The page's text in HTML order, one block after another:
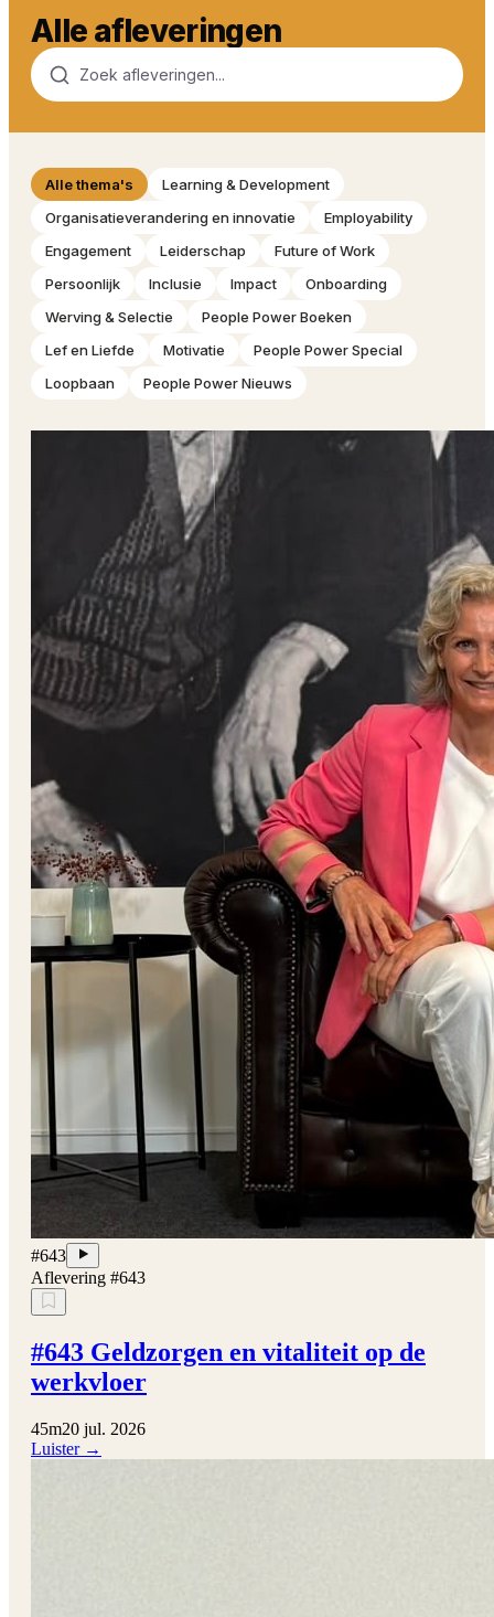
Alle afleveringen
Zoek afleveringen...
Alle thema's
Learning & Development
Organisatieverandering en innovatie
Employability
Engagement
Leiderschap
Future of Work
Persoonlijk
Inclusie Impact
Onboarding
Werving & Selectie
People Power Boeken
Lef en Liefde
Motivatie
People Power Special
Loopbaan
People Power Nieuws
#643
Aflevering #643
#643 Geldzorgen en vitaliteit op de
werkvloer
45m20 jul. 2026
Luister →